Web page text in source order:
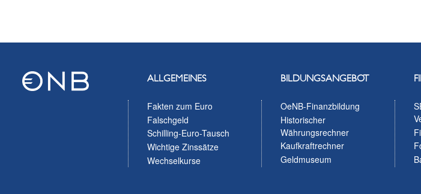
ALLGEMEINES
Fakten zum Euro
Falschgeld
Schilling-Euro-Tausch
Wichtige Zinssätze
Wechselkurse
BILDUNGSANGEBOT
OeNB-Finanzbildung
Historischer
Währungsrechner
Kaufkraftrechner
Geldmuseum